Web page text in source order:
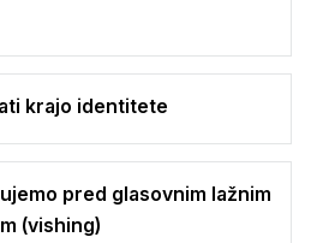
krajo identitete
pred glasovnim lažnim
(vishing)